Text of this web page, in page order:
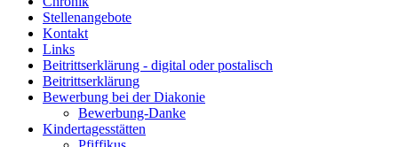
Stellenangebote
Kontakt
Links
Beitrittserklärung - digital oder postalisch
Beitrittserklärung
Bewerbung bei der Diakonie
Bewerbung-Danke
Kindertagesstätten